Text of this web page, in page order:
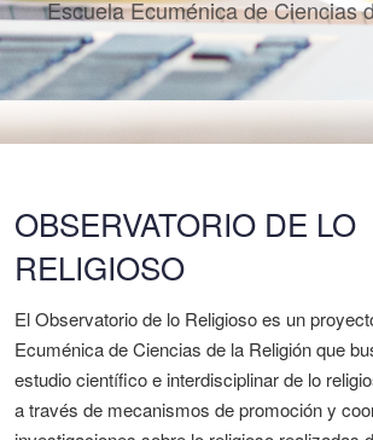
Escuela Ecuménica de Ciencias
OBSERVATORIO DE LO
RELIGIOSO
El Observatorio de lo Religioso es un
Ecuménica de Ciencias de la Religión que
estudio científico e interdisciplinar de lo
a través de mecanismos de promoción y